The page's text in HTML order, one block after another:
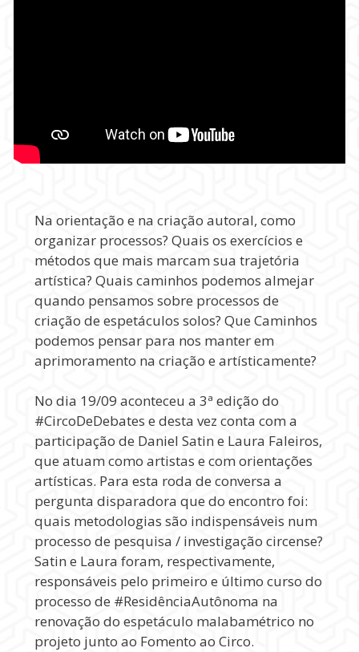
Na orientação e na criação autoral, como
organizar processos? Quais os exercícios e
métodos que mais marcam sua trajetória
artística? Quais caminhos podemos almejar
quando pensamos sobre processos de
criação de espetáculos solos? Que Caminhos
podemos pensar para nos manter em
aprimoramento na criação e artísticamente?
No dia 19/09 aconteceu a 3ª edição do
#CircoDeDebates e desta vez conta com a
participação de Daniel Satin e Laura Faleiros,
que atuam como artistas e com orientações
artísticas. Para esta roda de conversa a
pergunta disparadora que do encontro foi:
quais metodologias são indispensáveis num
processo de pesquisa / investigação circense?
Satin e Laura foram, respectivamente,
responsáveis pelo primeiro e último curso do
processo de #ResidênciaAutônoma na
renovação do espetáculo malabamétrico no
projeto junto ao Fomento ao Circo.